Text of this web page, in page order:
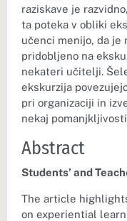
raziskave je
ta poteka v obliki
učenci menijo, da je
pridobljeno na
nekateri učitelji.
ekskurzija
pri organizaciji in
nekaj
Abstract
Students’ and
The article
on experiential